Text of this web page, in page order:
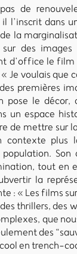
de
l’inscrit dans
la
sur des
d’office le
Je voulais
premières
pose le
un espace
de mettre sur
contexte
tout en
la
: « Les films
thrillers,
que
des
en trench-